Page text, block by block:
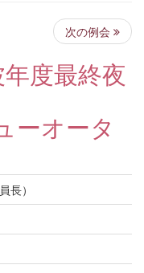
次の例会
度最終夜
ーオータ
長）